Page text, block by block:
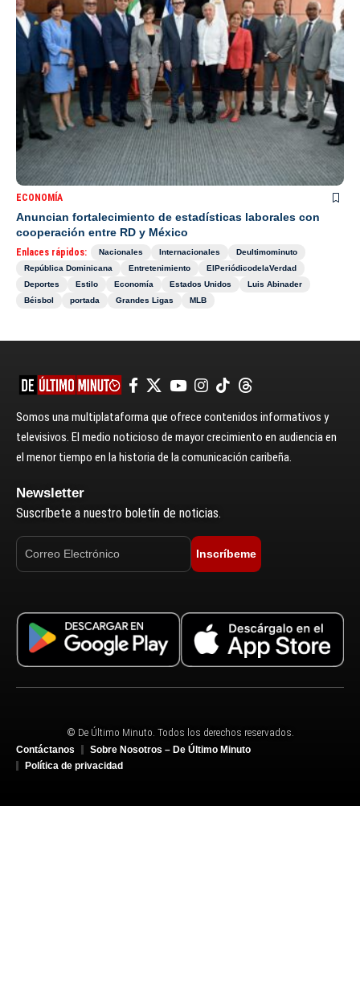
ECONOMÍA
Anuncian fortalecimiento de estadísticas laborales con
cooperación entre RD y México
Enlaces rápidos: Nacionales Internacionales
Deultimominuto
República Dominicana
Entretenimiento
ElPeriódicodelaVerdad
Deportes
Estilo Economía Estados Unidos
Luis Abinader
Béisbol
portada Grandes Ligas MLB
Somos una multiplataforma que ofrece contenidos informativos y
televisivos. El medio noticioso de mayor crecimiento en audiencia en
el menor tiempo en la historia de la comunicación caribeña.
Newsletter
Suscríbete a nuestro boletín de noticias.
Inscríbeme
© De Último Minuto. Todos los derechos reservados.
Contáctanos
Sobre Nosotros – De Último Minuto
Política de privacidad